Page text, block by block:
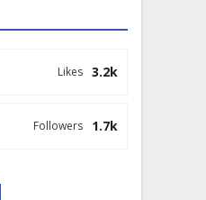
3.2k
Likes
1.7k
Followers